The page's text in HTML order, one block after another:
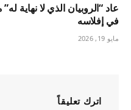
في إفلاسه
مايو 19, 2026
اترك تعليقاً